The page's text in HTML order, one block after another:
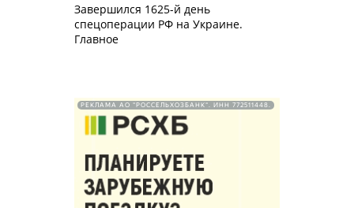
Завершился 1625-й день
спецоперации РФ на Украине.
Главное
РЕКЛАМА АО "РОССЕЛЬХОЗБАНК". ИНН 772511448.